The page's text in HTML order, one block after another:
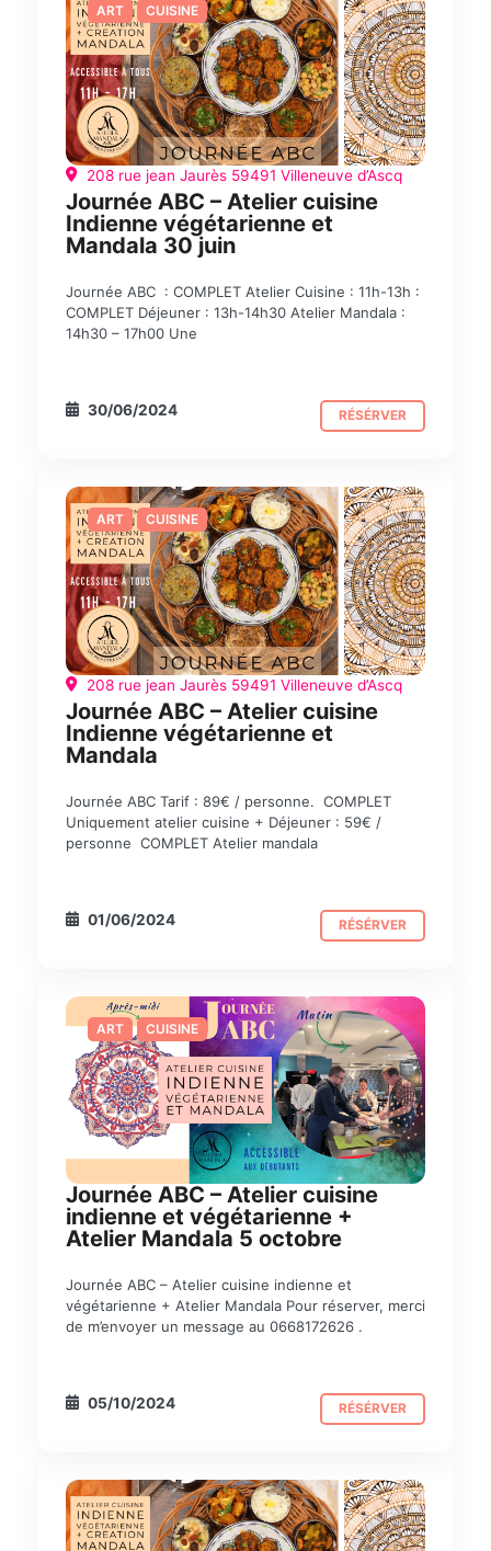
ART CUISINE
208 rue jean Jaurès 59491 Villeneuve d’Ascq
Journée ABC – Atelier cuisine
Indienne végétarienne et
Mandala 30 juin
Journée ABC : COMPLET Atelier Cuisine : 11h-13h :
COMPLET Déjeuner : 13h-14h30 Atelier Mandala :
14h30 – 17h00 Une
30/06/2024 RÉSÉRVER
ART CUISINE
208 rue jean Jaurès 59491 Villeneuve d’Ascq
Journée ABC – Atelier cuisine
Indienne végétarienne et
Mandala
Journée ABC Tarif : 89€ / personne. COMPLET
Uniquement atelier cuisine + Déjeuner : 59€ /
personne COMPLET Atelier mandala
01/06/2024 RÉSÉRVER
ART CUISINE
Journée ABC – Atelier cuisine
indienne et végétarienne +
Atelier Mandala 5 octobre
Journée ABC – Atelier cuisine indienne et
végétarienne + Atelier Mandala Pour réserver, merci
de m’envoyer un message au 0668172626 .
05/10/2024 RÉSÉRVER